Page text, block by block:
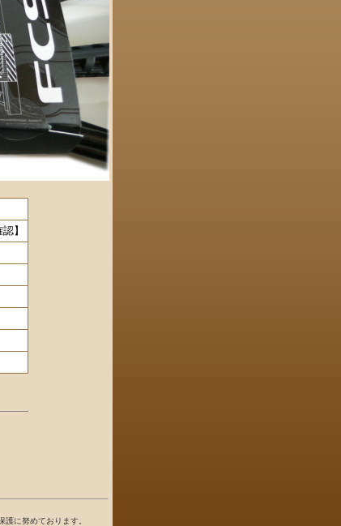
】
に努めております。